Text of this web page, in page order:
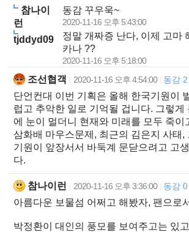
참나이
런
동감 꾸우욱~
2020-11-16 오후 5:43:00
tjddyd09
정말 개짜증 난다, 이제 고마
카나 ??
2020-11-16 오후 5:18:00
조선협객 2020-11-16 오후 4:54:00 동감 2
단언컨대 이번 기획은 올해 한국기원이
럽고 추악한 일로 기억될 겁니다. 그렇게
에 눈이 멀더니 현재와 미래를 모두 죽이
삼화배 마우스문제, 최근의 김은지 사태,
기원이 앞장서서 바둑계 문닫으려고 고
다.
참나이런 2020-11-16 오후 3:36:00 동감 0
아름다운 보물섬 어쩌고 해봤자, 팬으로
박정환이 대인의 풍모를 보여주고는 있